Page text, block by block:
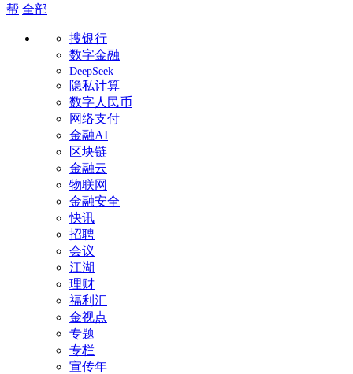
帮 全部
搜银行
数字金融
DeepSeek
隐私计算
数字人民币
网络支付
金融AI
区块链
金融云
物联网
金融安全
快讯
招聘
会议
江湖
理财
福利汇
金视点
专题
专栏
宣传年